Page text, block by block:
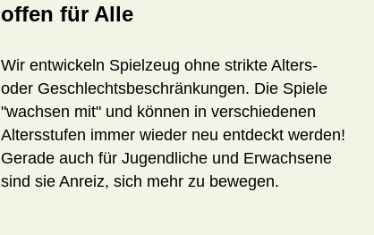
offen für Alle
Wir entwickeln Spielzeug ohne strikte Alters-
oder Geschlechtsbeschränkungen. Die Spiele
"wachsen mit" und können in verschiedenen
Altersstufen immer wieder neu entdeckt werden!
Gerade auch für Jugendliche und Erwachsene
sind sie Anreiz, sich mehr zu bewegen.